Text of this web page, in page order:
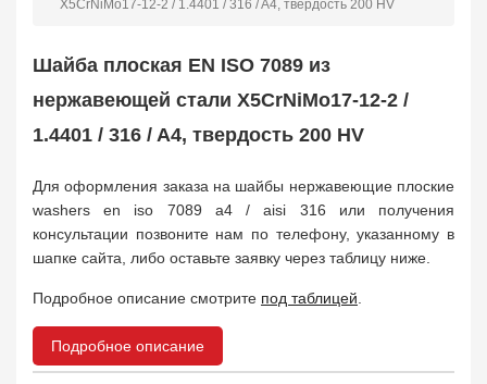
X5CrNiMo17-12-2 / 1.4401 / 316 / A4, твердость 200 HV
Шайба плоская EN ISO 7089 из
нержавеющей стали X5CrNiMo17-12-2 /
1.4401 / 316 / A4, твердость 200 HV
Для оформления заказа на шайбы нержавеющие плоские
washers en iso 7089 a4 / aisi 316 или получения
консультации позвоните нам по телефону, указанному в
шапке сайта, либо оставьте заявку через таблицу ниже.
Подробное описание смотрите под таблицей
Подробное описание